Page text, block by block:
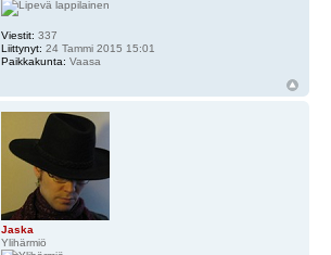
Viestit: 337
Liittynyt: 24 Tammi 2015 15:01
Paikkakunta: Vaasa
Jaska
Ylihärmiö